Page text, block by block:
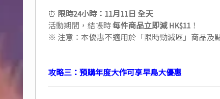
⏰ 限時24小時：11月11日 全天
活動期間，結帳時每件商品立即減 HK$11 ！
※ 注意：本優惠不適用於「限時勁減區」商品及
攻略三：預購年度大作可享早鳥大優惠